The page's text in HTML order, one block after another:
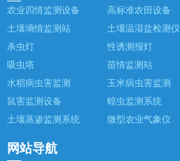
农业四情监测设备 高标准农田设备
土壤墒情监测站
土壤温湿盐检测仪
杀虫灯
性诱测报灯
吸虫塔
苗情监测站
水稻病虫害监测
玉米病虫害监测
鼠害监测设备
蝗虫监测系统
土壤蒸渗监测系统
微型农业气象仪
网站导航